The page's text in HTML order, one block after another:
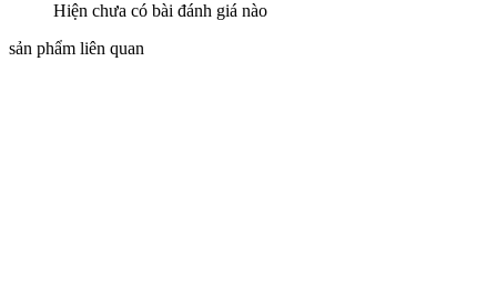
Hiện chưa có bài đánh giá nào
sản phẩm liên quan